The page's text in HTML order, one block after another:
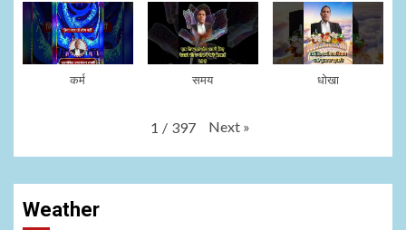
कर्म समय धोखा
1 / 397 Next »
Weather